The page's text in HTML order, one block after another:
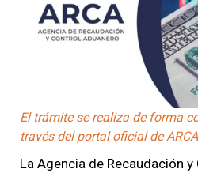
El trámite se realiza de forma
través del portal oficial de
La Agencia de Recaudación